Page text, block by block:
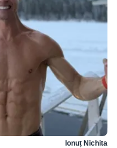
Ionuț Nichita